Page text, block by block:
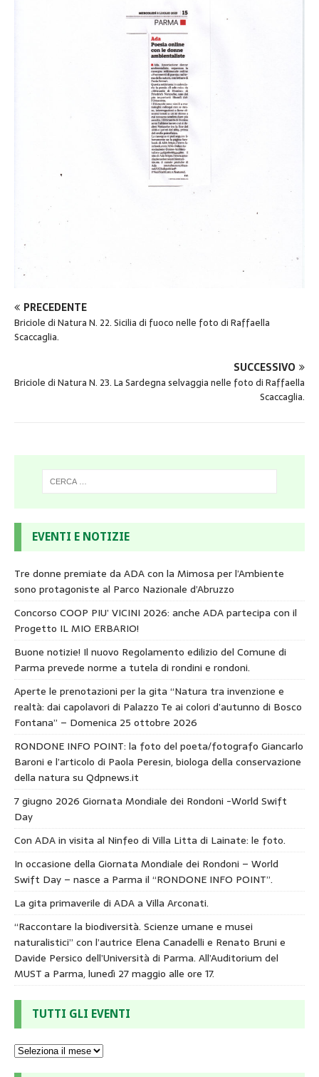
PRECEDENTE
Briciole di Natura N. 22. Sicilia di fuoco nelle foto di Raffaella
Scaccaglia.
SUCCESSIVO
Briciole di Natura N. 23. La Sardegna selvaggia nelle foto di Raffaella
Scaccaglia.
EVENTI E NOTIZIE
Tre donne premiate da ADA con la Mimosa per l’Ambiente
sono protagoniste al Parco Nazionale d’Abruzzo
Concorso COOP PIU’ VICINI 2026: anche ADA partecipa con il
Progetto IL MIO ERBARIO!
Buone notizie! Il nuovo Regolamento edilizio del Comune di
Parma prevede norme a tutela di rondini e rondoni.
Aperte le prenotazioni per la gita “Natura tra invenzione e
realtà: dai capolavori di Palazzo Te ai colori d’autunno di Bosco
Fontana” – Domenica 25 ottobre 2026
RONDONE INFO POINT: la foto del poeta/fotografo Giancarlo
Baroni e l’articolo di Paola Peresin, biologa della conservazione
della natura su Qdpnews.it
7 giugno 2026 Giornata Mondiale dei Rondoni -World Swift
Day
Con ADA in visita al Ninfeo di Villa Litta di Lainate: le foto.
In occasione della Giornata Mondiale dei Rondoni – World
Swift Day – nasce a Parma il “RONDONE INFO POINT”.
La gita primaverile di ADA a Villa Arconati.
“Raccontare la biodiversità. Scienze umane e musei
naturalistici” con l’autrice Elena Canadelli e Renato Bruni e
Davide Persico dell’Università di Parma. All’Auditorium del
MUST a Parma, lunedì 27 maggio alle ore 17.
TUTTI GLI EVENTI